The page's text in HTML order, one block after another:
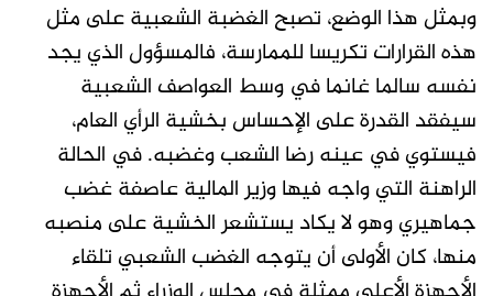
وبمثل هذا الوضع، تصبح الغضبة الشعبية على مثل
هذه القرارات تكريسا للممارسة، فالمسؤول الذي يجد
نفسه سالما غانما في وسط العواصف الشعبية
سيفقد القدرة على الإحساس بخشية الرأي العام،
فيستوي في عينه رضا الشعب وغضبه. في الحالة
الراهنة التي واجه فيها وزير المالية عاصفة غضب
جماهيري وهو لا يكاد يستشعر الخشية على منصبه
منها، كان الأولى أن يتوجه الغضب الشعبي تلقاء